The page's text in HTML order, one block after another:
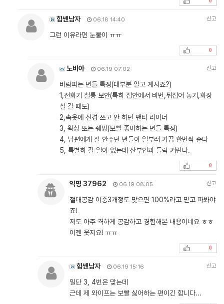
힘쌘남자 06.18 14:40 신고
그런 이유라면 눈물이 ㅠㅠ
0
노비아 06.19 07:02 신고
바람피는 년들 특징(대부분 알고 계시죠?)
1,전화기 철통 보안(특히 집안에서 비번,뒤집어 놓기,화장
실 갈 때도)
2,속옷에 신경 쓰고 안 하던 팬티 라이너
3, 왁싱 또는 쉐빙(보빨 좋아하는 년들 특징)
4, 남편에게 잘 안주던 년들이 일부러 가끔 한번씩 준다
5, 특별히 갈 일이 없는데 산부인과 들락 거린다.
0
익명 37962 06.19 08:05 신고
절대공감 이중3개정도 맞으면 100%라고 믿고 파봐야
죠!
저도 아주 격하게 공감하고 경험해본 내용이네요 ㅎㅎ
이젠 웃지요! ㅠㅠ
0
힘쌘남자 06.19 15:16 신고
일단 3, 4번은 맞는데
근데 제 와이프는 보빨 싫어하는 편이긴 합니다...